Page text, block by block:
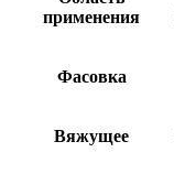
применения
Фасовка
Вяжущее